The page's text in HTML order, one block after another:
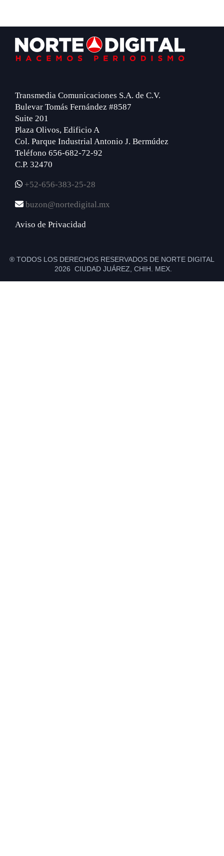
Footer
Transmedia Comunicaciones S.A. de C.V.
Bulevar Tomás Fernández #8587
Suite 201
Plaza Olivos, Edificio A
Col. Parque Industrial Antonio J. Bermúdez
Teléfono 656-682-72-92
C.P. 32470
+52-656-383-25-28
buzon@nortedigital.mx
Aviso de Privacidad
® TODOS LOS DERECHOS RESERVADOS DE NORTE DIGITAL
2026 CIUDAD JUÁREZ, CHIH. MEX.